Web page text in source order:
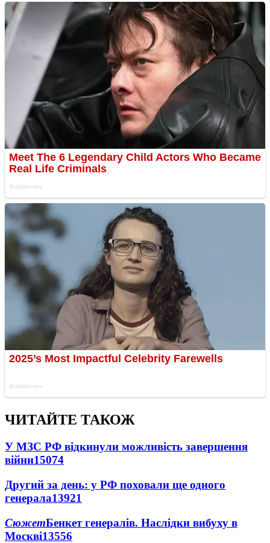
ЧИТАЙТЕ ТАКОЖ
У МЗС РФ відкинули можливість завершення
війни15074
Другий за день: у РФ поховали ще одного
генерала13921
СюжетБенкет генералів. Наслідки вибуху в
Москві13556